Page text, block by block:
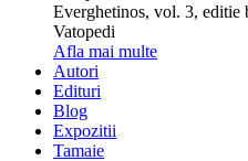
Everghetinos, vol. 3, editie
Vatopedi
Afla mai multe
Autori
Edituri
Blog
Expozitii
Tamaie